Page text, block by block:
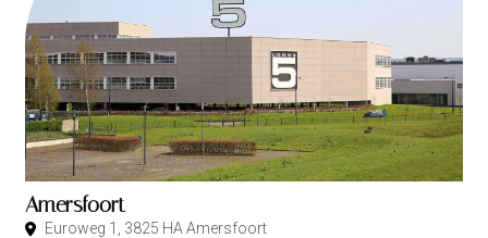
Amersfoort
Euroweg 1, 3825 HA Amersfoort